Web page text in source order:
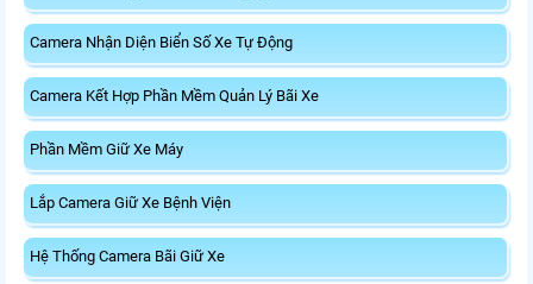
Camera Nhận Diện Biển Số Xe Tự Động
Camera Kết Hợp Phần Mềm Quản Lý Bãi Xe
Phần Mềm Giữ Xe Máy
Lắp Camera Giữ Xe Bệnh Viện
Hệ Thống Camera Bãi Giữ Xe